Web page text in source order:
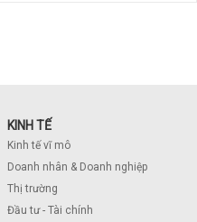
KINH TẾ
Kinh tế vĩ mô
Doanh nhân & Doanh nghiệp
Thị trường
Đầu tư - Tài chính